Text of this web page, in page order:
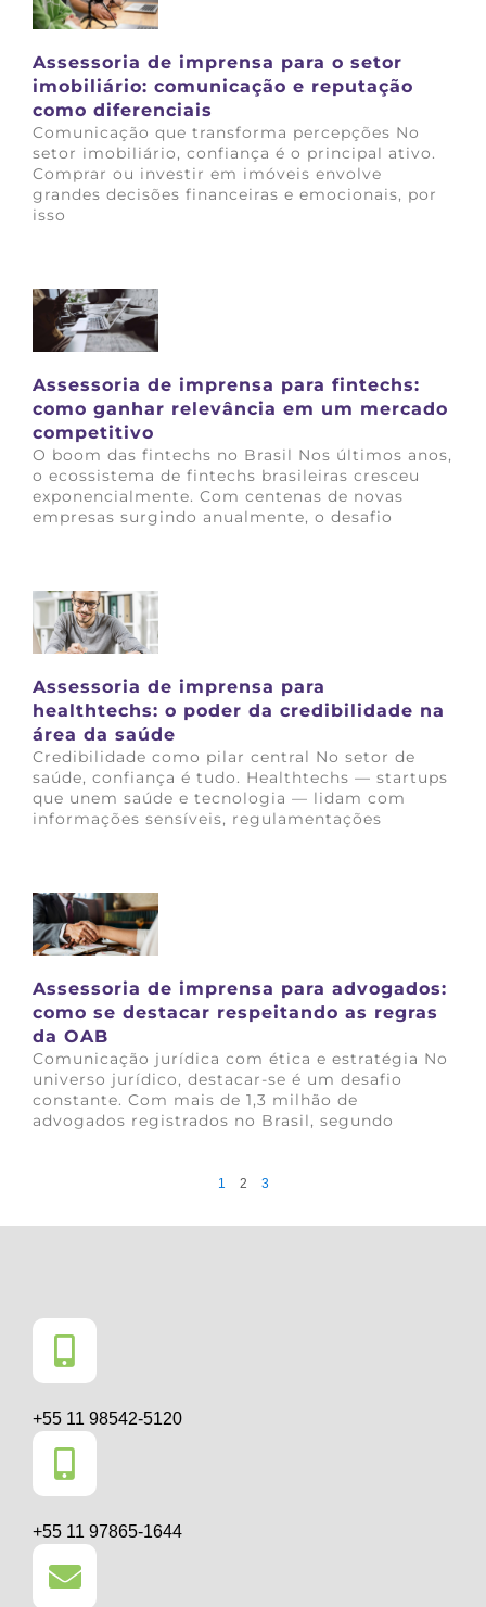
Assessoria de imprensa para o setor
imobiliário: comunicação e reputação
como diferenciais
Comunicação que transforma percepções No
setor imobiliário, confiança é o principal ativo.
Comprar ou investir em imóveis envolve
grandes decisões financeiras e emocionais, por
isso
Assessoria de imprensa para fintechs:
como ganhar relevância em um mercado
competitivo
O boom das fintechs no Brasil Nos últimos anos,
o ecossistema de fintechs brasileiras cresceu
exponencialmente. Com centenas de novas
empresas surgindo anualmente, o desafio
Assessoria de imprensa para
healthtechs: o poder da credibilidade na
área da saúde
Credibilidade como pilar central No setor de
saúde, confiança é tudo. Healthtechs — startups
que unem saúde e tecnologia — lidam com
informações sensíveis, regulamentações
Assessoria de imprensa para advogados:
como se destacar respeitando as regras
da OAB
Comunicação jurídica com ética e estratégia No
universo jurídico, destacar-se é um desafio
constante. Com mais de 1,3 milhão de
advogados registrados no Brasil, segundo
1
2 3
+55 11 98542-5120
+55 11 97865-1644